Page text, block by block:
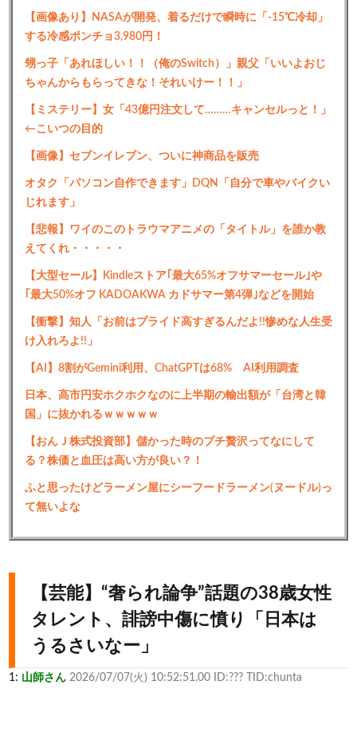
【画像あり】NASAが開発、着るだけで瞬時に「-15℃冷却」
する冷感ポンチョ3,980円！
甥っ子「あれほしい！！（俺のSwitch）」親父「いいよおじ
ちゃんからもらってきな！それいけー！！」
【ミステリー】女「43億円注文して………キャンセルっと！」
←こいつの目的
【画像】セブンイレブン、ついに神商品を販売
オタク「パソコン自作できます」DQN「自分で車やバイクい
じれます」
【悲報】ワイのこのトラウマアニメの「タイトル」を誰か教
えてくれ・・・・・
【大型セール】Kindleストア｢最大65%オフサマーセール｣や
｢最大50%オフ KADOAKWA カドサマー第4弾｣などを開始
【衝撃】知人「お前はプライド高すぎるんだよ!!惨めな人生受
け入れろよ!!」
【AI】8割がGemini利用、ChatGPTは68% AI利用調査
日本、高市円安ホクホクなのに上半期の輸出額が「台湾と韓
国」に抜かれるｗｗｗｗｗ
【おんＪ株式投資部】儲かった時のプチ贅沢ってなにして
る？株価と血圧は高い方が良い？！
ふと思ったけどラーメン屋にシーフードラーメン(ヌードル)っ
て無いよな
【芸能】“奢られ論争”話題の38歳女性
タレント、誹謗中傷に憤り「日本は
うるさいなー」
1: 山師さん 2026/07/07(火) 10:52:51.00 ID:??? TID:chunta